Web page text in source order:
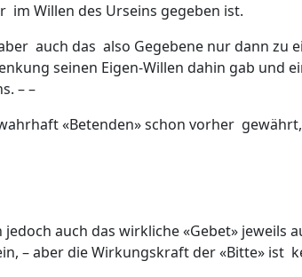
im Willen des Urseins gegeben ist.
auch das also Gegebene nur dann zu
seinen Eigen-Willen dahin gab und
– –
«Betenden» schon vorher
jedoch auch das wirkliche «Gebet» jeweils
– aber die Wirkungskraft der «Bitte» ist